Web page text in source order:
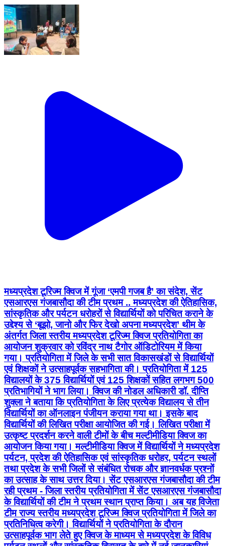
मध्यप्रदेश टूरिज्म क्विज में गूंजा ‘एमपी गजब है’ का संदेश, सेंट
एसआरएस गंजबासौदा की टीम प्रथम .. मध्यप्रदेश की ऐतिहासिक,
सांस्कृतिक और पर्यटन धरोहरों से विद्यार्थियों को परिचित कराने के
उद्देश्य से ‘बूझो, जानो और फिर देखो अपना मध्यप्रदेश’ थीम के
अंतर्गत जिला स्तरीय मध्यप्रदेश टूरिज्म क्विज प्रतियोगिता का
आयोजन शुक्रवार को रविंद्र नाथ टैगोर ऑडिटोरियम में किया
गया। प्रतियोगिता में जिले के सभी सात विकासखंडों से विद्यार्थियों
एवं शिक्षकों ने उत्साहपूर्वक सहभागिता की। प्रतियोगिता में 125
विद्यालयों के 375 विद्यार्थियों एवं 125 शिक्षकों सहित लगभग 500
प्रतिभागियों ने भाग लिया। क्विज की नोडल अधिकारी डॉ. दीप्ति
शुक्ला ने बताया कि प्रतियोगिता के लिए प्रत्येक विद्यालय से तीन
विद्यार्थियों का ऑनलाइन पंजीयन कराया गया था। इसके बाद
विद्यार्थियों की लिखित परीक्षा आयोजित की गई। लिखित परीक्षा में
उत्कृष्ट प्रदर्शन करने वाली टीमों के बीच मल्टीमीडिया क्विज का
आयोजन किया गया। मल्टीमीडिया क्विज में विद्यार्थियों ने मध्यप्रदेश
पर्यटन, प्रदेश की ऐतिहासिक एवं सांस्कृतिक धरोहर, पर्यटन स्थलों
तथा प्रदेश के सभी जिलों से संबंधित रोचक और ज्ञानवर्धक प्रश्नों
का उत्साह के साथ उत्तर दिया। सेंट एसआरएस गंजबासौदा की टीम
रही प्रथम - जिला स्तरीय प्रतियोगिता में सेंट एसआरएस गंजबासौदा
के विद्यार्थियों की टीम ने प्रथम स्थान प्राप्त किया। अब यह विजेता
टीम राज्य स्तरीय मध्यप्रदेश टूरिज्म क्विज प्रतियोगिता में जिले का
प्रतिनिधित्व करेगी। विद्यार्थियों ने प्रतियोगिता के दौरान
उत्साहपूर्वक भाग लेते हुए क्विज के माध्यम से मध्यप्रदेश के विविध